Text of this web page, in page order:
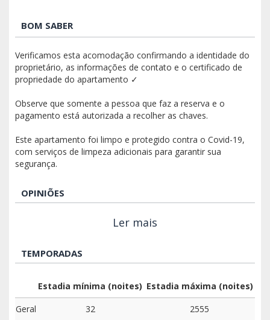
BOM SABER
Verificamos esta acomodação confirmando a identidade do
proprietário, as informações de contato e o certificado de
propriedade do apartamento ✓
Observe que somente a pessoa que faz a reserva e o
pagamento está autorizada a recolher as chaves.
Este apartamento foi limpo e protegido contra o Covid-19,
com serviços de limpeza adicionais para garantir sua
segurança.
OPINIÕES
Ler mais
TEMPORADAS
Estadia mínima (noites) Estadia máxima (noites)
Geral
32 2555